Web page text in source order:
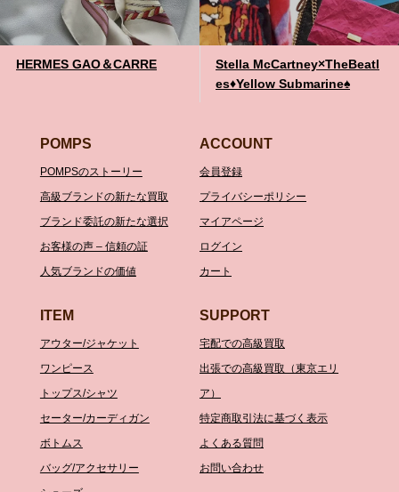
HERMES GAO＆CARRE
Stella McCartney×TheBeatl
es♦️Yellow Submarine♠️
POMPS
POMPSのストーリー
高級ブランドの新たな買取
ブランド委託の新たな選択
お客様の声 – 信頼の証
人気ブランドの価値
ACCOUNT
会員登録
プライバシーポリシー
マイアページ
ログイン
カート
ITEM
アウター/ジャケット
ワンピース
トップス/シャツ
セーター/カーディガン
ボトムス
バッグ/アクセサリー
SUPPORT
宅配での高級買取
出張での高級買取（東京エリ
ア）
特定商取引法に基づく表示
よくある質問
お問い合わせ